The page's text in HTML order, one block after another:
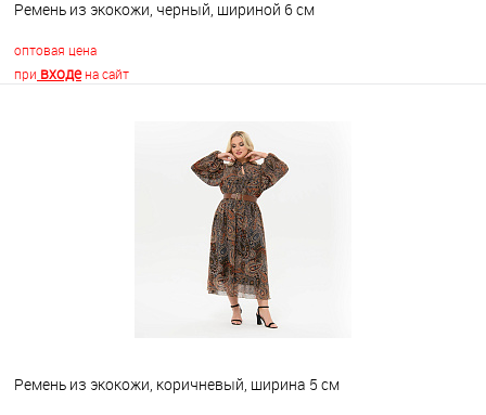
Ремень из экокожи, черный, шириной 6 см
оптовая цена
при входена сайт
В корзину
Ремень из экокожи, коричневый, ширина 5 см